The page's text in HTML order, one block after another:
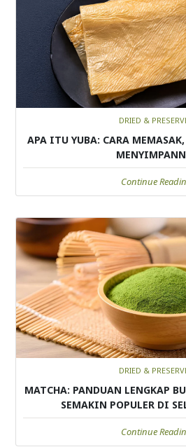
DRIED &
APA ITU YUBA: CARA
Continue
DRIED &
MATCHA: PANDUAN LENGKAP
SEMAKIN POPULER DI
Continue